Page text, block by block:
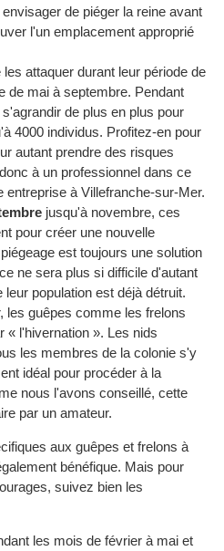
de piéger la reine avant
l'un emplacement approprié
attaquer durant leur période de
de mai à septembre. Pendant
de plus en plus pour
4000 individus. Profitez-en pour
autant prendre des risques
à un professionnel dans ce
entreprise à Villefranche-sur-Mer.
jusqu'à novembre, ces
pour créer une nouvelle
est toujours une solution
ne sera plus si difficile d'autant
population est déjà détruit.
les guêpes comme les frelons
« l'hivernation ». Les nids
les membres de la colonie s'y
idéal pour procéder à la
nous l'avons conseillé, cette
par un amateur.
aux guêpes et frelons à
bénéfique. Mais pour
suivez bien les
les mois de février à mai et